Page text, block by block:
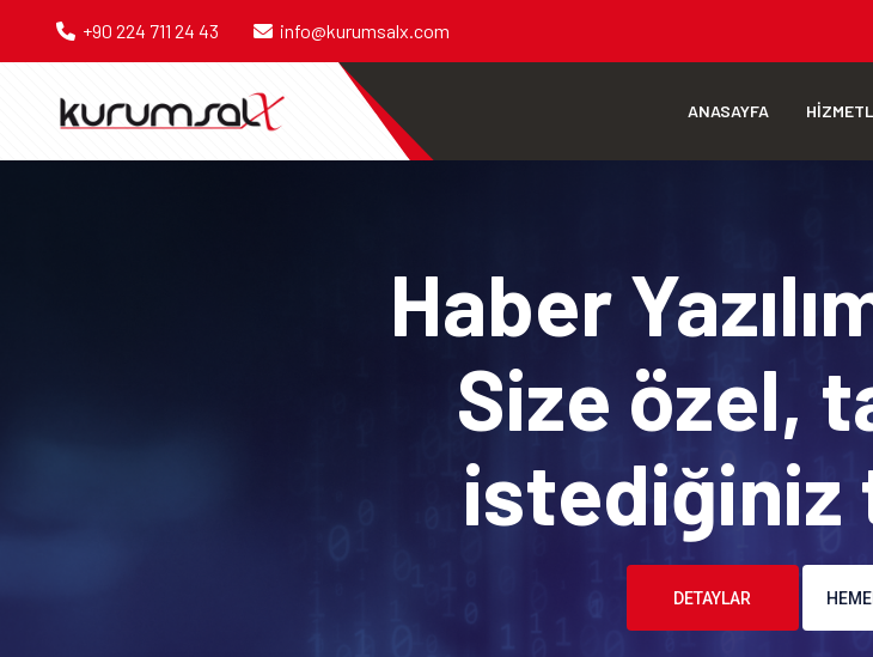
+90 224 711 24 43 info@kurumsalx.com
ANASAYFA
Haber
Size özel,
istediğiniz
DETAYLAR